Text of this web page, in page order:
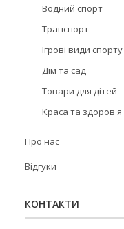
Водний спорт
Транспорт
Ігрові види спорту
Дім та сад
Товари для дітей
Краса та здоров'я
Про нас
Відгуки
КОНТАКТИ